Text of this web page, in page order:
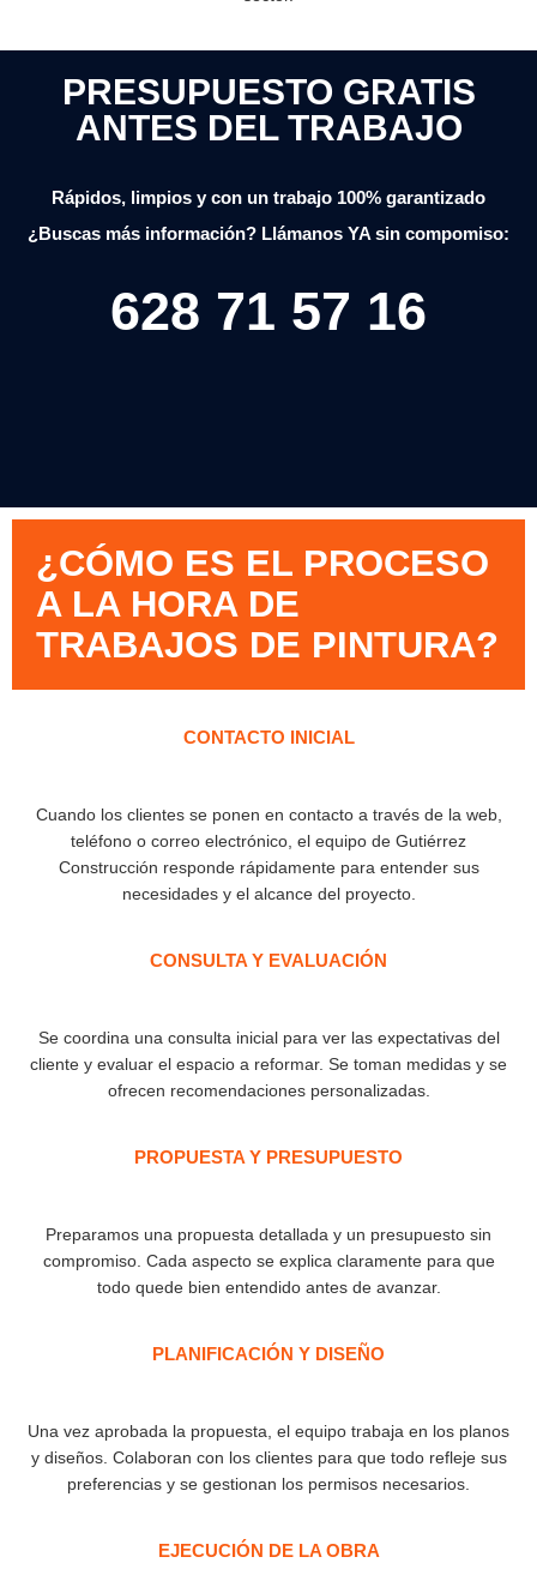
PRESUPUESTO GRATIS
ANTES DEL TRABAJO
Rápidos, limpios y con un trabajo 100% garantizado
¿Buscas más información? Llámanos YA sin compomiso:
628 71 57 16
¿CÓMO ES EL PROCESO
A LA HORA DE
TRABAJOS DE PINTURA?
CONTACTO INICIAL
Cuando los clientes se ponen en contacto a través de la web,
teléfono o correo electrónico, el equipo de Gutiérrez
Construcción responde rápidamente para entender sus
necesidades y el alcance del proyecto.
CONSULTA Y EVALUACIÓN
Se coordina una consulta inicial para ver las expectativas del
cliente y evaluar el espacio a reformar. Se toman medidas y se
ofrecen recomendaciones personalizadas.
PROPUESTA Y PRESUPUESTO
Preparamos una propuesta detallada y un presupuesto sin
compromiso. Cada aspecto se explica claramente para que
todo quede bien entendido antes de avanzar.
PLANIFICACIÓN Y DISEÑO
Una vez aprobada la propuesta, el equipo trabaja en los planos
y diseños. Colaboran con los clientes para que todo refleje sus
preferencias y se gestionan los permisos necesarios.
EJECUCIÓN DE LA OBRA